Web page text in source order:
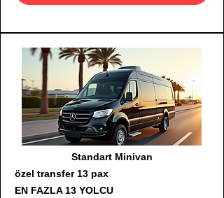
Standart Minivan
özel transfer 13 pax
EN FAZLA 13 YOLCU